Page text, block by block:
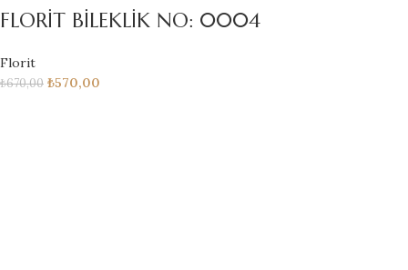
FLORİT BİLEKLİK NO: 0004
Florit
₺670,00 ₺570,00